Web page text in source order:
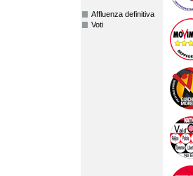
Affluenza definitiva
Voti